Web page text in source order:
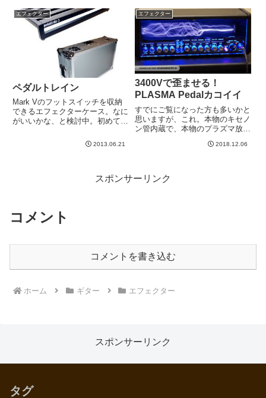
で、H9のBlackholeアルゴリズム
で試してみました。めちゃくちゃ
ロン...
回は店頭発売直前ということで、
もう製品版ですね＾＾それぞれの
モデルの色にあったLEDが光っ...
エフェクター
ペダルトレイン
Mark Vのフットスイッチを収納
できるエフェクターケース。なに
がいいかな、と検討中。初めての
知ったのですが、次のような点は
盲点だった。・電源ケーブルやパ
2013.06.21
エフェクター
3400Vで歪ませる！
PLASMA Pedalカコイイ
すでにご覧になった方も多いかと
思いますが、これ。本物のキセノ
ン管内蔵で、本物のプラズマ放電
よすぎ！！！この放電現象を見て
大好きなFuzz Factor...
2018.12.06
スポンサーリンク
コメント
コメントを書き込む
ホーム ギター エフェクター
スポンサーリンク
タグ